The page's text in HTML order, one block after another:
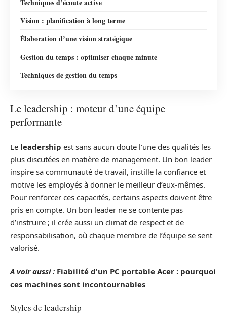
Vision : planification à long terme
Élaboration d’une vision stratégique
Gestion du temps : optimiser chaque minute
Techniques de gestion du temps
Le leadership : moteur d’une équipe
performante
Le leadership est sans aucun doute l’une des qualités les
plus discutées en matière de management. Un bon leader
inspire sa communauté de travail, instille la confiance et
motive les employés à donner le meilleur d’eux-mêmes.
Pour renforcer ces capacités, certains aspects doivent être
pris en compte. Un bon leader ne se contente pas
d’instruire ; il crée aussi un climat de respect et de
responsabilisation, où chaque membre de l’équipe se sent
valorisé.
A voir aussi : Fiabilité d'un PC portable Acer : pourquoi
ces machines sont incontournables
Styles de leadership